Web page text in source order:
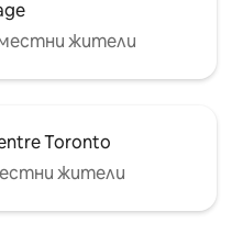
жители
Toronto
жители